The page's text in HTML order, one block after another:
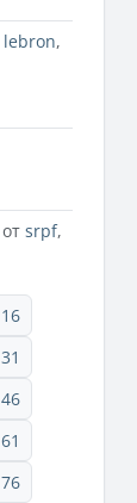
lebron,
от srpf,
16
31
46
61
76